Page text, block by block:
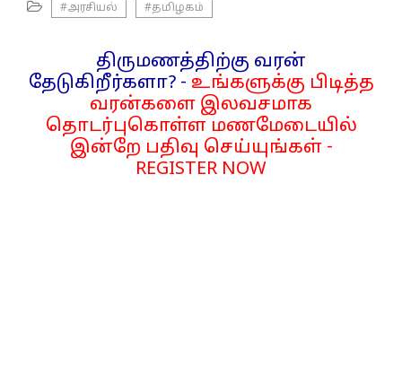
#அரசியல் #தமிழகம்
திருமணத்திற்கு வரன்
தேடுகிறீர்களா? - உங்களுக்கு பிடித்த
வரன்களை இலவசமாக
தொடர்புகொள்ள மணமேடையில்
இன்றே பதிவு செய்யுங்கள் -
REGISTER NOW